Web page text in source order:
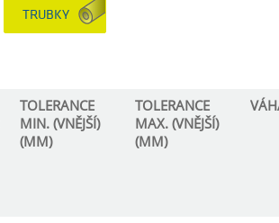
TRUBKY
TOLERANCE
MIN. (VNĚJŠÍ)
(MM)
TOLERANCE
MAX. (VNĚJŠÍ)
(MM)